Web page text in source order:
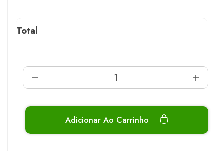
Total
Adicionar Ao Carrinho